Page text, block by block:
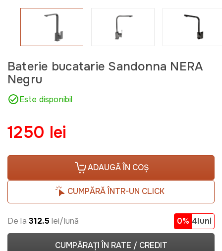
Baterie bucatarie Sandonna NERA
Negru
Este disponibil
1250 lei
ADAUGĂ ÎN COȘ
CUMPĂRĂ ÎNTR-UN CLICK
De la 312.5 lei/lună 0% 4luni
CUMPĂRAȚI ÎN RATE / CREDIT